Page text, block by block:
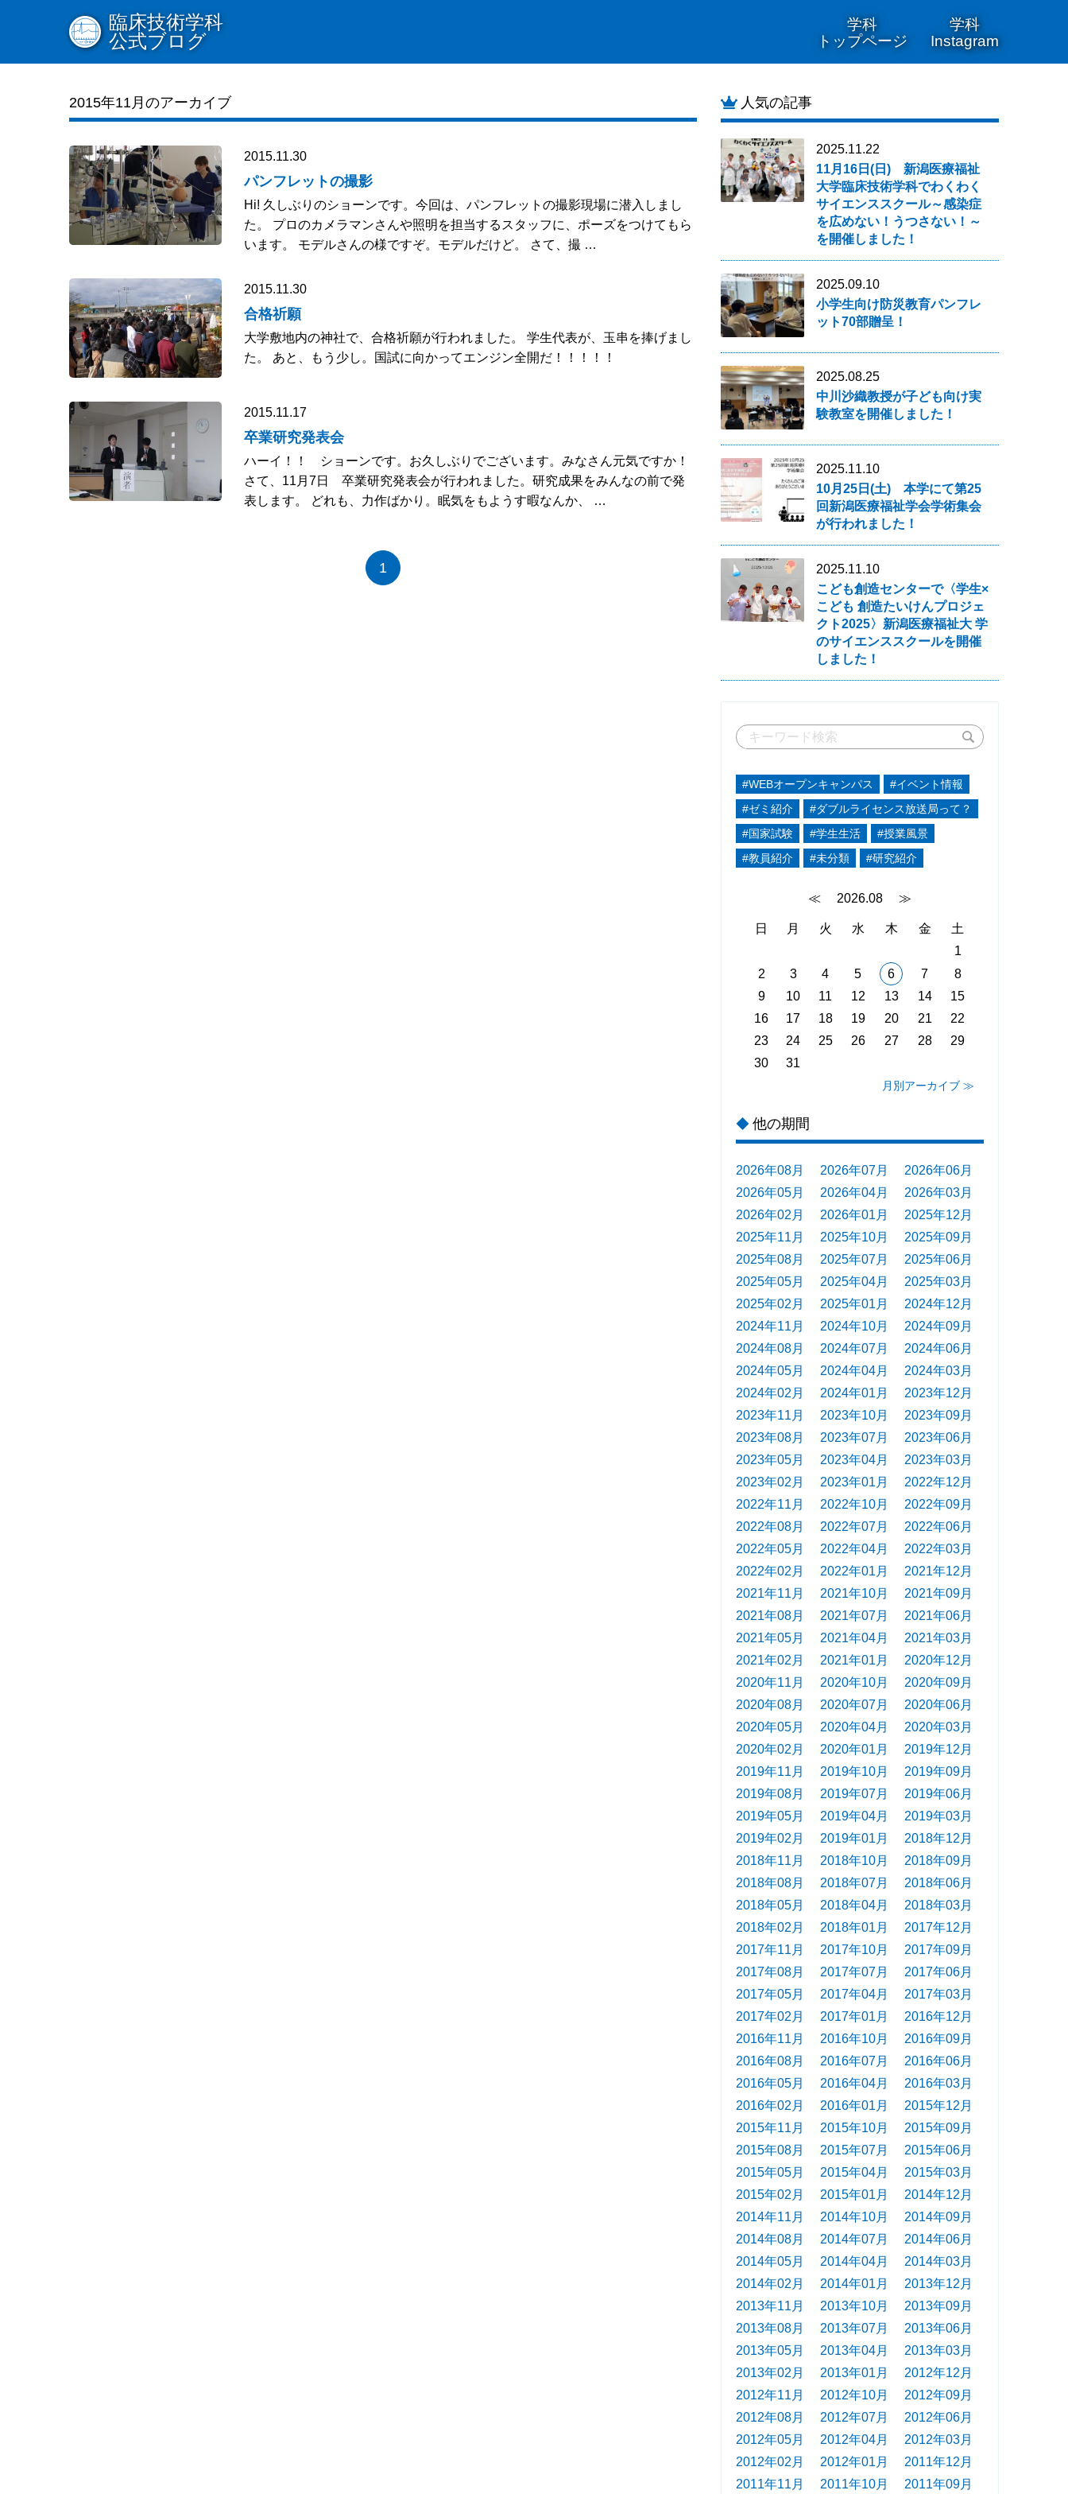
学科
トップページ
学科
Instagram
臨床技術学科
公式ブログ
2015年11月のアーカイブ
2015.11.30
パンフレットの撮影
Hi! 久しぶりのショーンです。今回は、パンフレットの撮影現場に潜入しまし
た。 プロのカメラマンさんや照明を担当するスタッフに、ポーズをつけてもら
います。 モデルさんの様ですぞ。モデルだけど。 さて、撮 …
2015.11.30
合格祈願
大学敷地内の神社で、合格祈願が行われました。 学生代表が、玉串を捧げまし
た。 あと、もう少し。国試に向かってエンジン全開だ！！！！！
2015.11.17
卒業研究発表会
ハーイ！！ ショーンです。お久しぶりでございます。みなさん元気ですか！
さて、11月7日 卒業研究発表会が行われました。研究成果をみんなの前で発
表します。 どれも、力作ばかり。眠気をもようす暇なんか、 …
1
人気の記事
2025.11.22
11月16日(日) 新潟医療福祉
大学臨床技術学科でわくわく
サイエンススクール～感染症
を広めない！うつさない！～
を開催しました！
2025.09.10
小学生向け防災教育パンフレ
ット70部贈呈！
2025.08.25
中川沙織教授が子ども向け実
験教室を開催しました！
2025.11.10
10月25日(土) 本学にて第25
回新潟医療福祉学会学術集会
が行われました！
2025.11.10
こども創造センターで〈学生×
こども 創造たいけんプロジェ
クト2025〉新潟医療福祉大 学
のサイエンススクールを開催
しました！
#WEBオープンキャンパス
#イベント情報
#ゼミ紹介
#ダブルライセンス放送局って？
#国家試験
#学生生活
#授業風景
#教員紹介
#未分類 #研究紹介
≪ 2026.08 ≫
日 月 火 水 木 金
土
1
2
3 4 5 6 7
8
9
10 11 12 13 14
15
16
17 18 19 20 21
22
23
24 25 26 27 28
29
30
31
月別アーカイブ ≫
◆ 他の期間
2026年08月 2026年07月
2026年06月
2026年05月
2026年04月
2026年03月
2026年02月
2026年01月
2025年12月
2025年11月
2025年10月
2025年09月
2025年08月
2025年07月
2025年06月
2025年05月
2025年04月
2025年03月
2025年02月
2025年01月
2024年12月
2024年11月
2024年10月
2024年09月
2024年08月
2024年07月
2024年06月
2024年05月
2024年04月
2024年03月
2024年02月
2024年01月
2023年12月
2023年11月
2023年10月
2023年09月
2023年08月
2023年07月
2023年06月
2023年05月
2023年04月
2023年03月
2023年02月
2023年01月
2022年12月
2022年11月
2022年10月
2022年09月
2022年08月
2022年07月
2022年06月
2022年05月
2022年04月
2022年03月
2022年02月
2022年01月
2021年12月
2021年11月
2021年10月
2021年09月
2021年08月
2021年07月
2021年06月
2021年05月
2021年04月
2021年03月
2021年02月
2021年01月
2020年12月
2020年11月
2020年10月
2020年09月
2020年08月
2020年07月
2020年06月
2020年05月
2020年04月
2020年03月
2020年02月
2020年01月
2019年12月
2019年11月
2019年10月
2019年09月
2019年08月
2019年07月
2019年06月
2019年05月
2019年04月
2019年03月
2019年02月
2019年01月
2018年12月
2018年11月
2018年10月
2018年09月
2018年08月
2018年07月
2018年06月
2018年05月
2018年04月
2018年03月
2018年02月
2018年01月
2017年12月
2017年11月
2017年10月
2017年09月
2017年08月
2017年07月
2017年06月
2017年05月
2017年04月
2017年03月
2017年02月
2017年01月
2016年12月
2016年11月
2016年10月
2016年09月
2016年08月
2016年07月
2016年06月
2016年05月
2016年04月
2016年03月
2016年02月
2016年01月
2015年12月
2015年11月
2015年10月
2015年09月
2015年08月
2015年07月
2015年06月
2015年05月
2015年04月
2015年03月
2015年02月
2015年01月
2014年12月
2014年11月
2014年10月
2014年09月
2014年08月
2014年07月
2014年06月
2014年05月
2014年04月
2014年03月
2014年02月
2014年01月
2013年12月
2013年11月
2013年10月
2013年09月
2013年08月
2013年07月
2013年06月
2013年05月
2013年04月
2013年03月
2013年02月
2013年01月
2012年12月
2012年11月
2012年10月
2012年09月
2012年08月
2012年07月
2012年06月
2012年05月
2012年04月
2012年03月
2012年02月
2012年01月
2011年12月
2011年11月
2011年10月
2011年09月